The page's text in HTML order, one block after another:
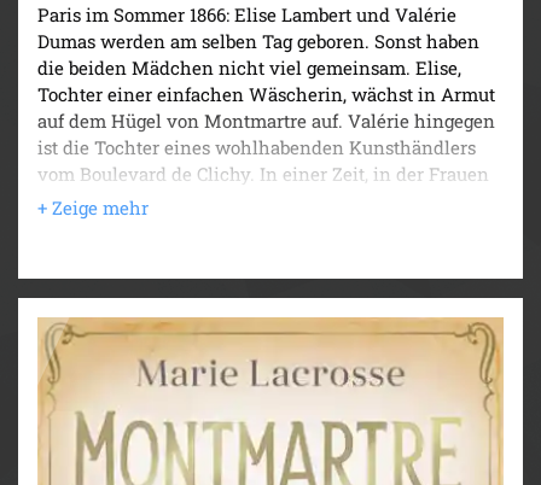
Paris im Sommer 1866: Elise Lambert und Valérie
Dumas werden am selben Tag geboren. Sonst haben
die beiden Mädchen nicht viel gemeinsam. Elise,
Tochter einer einfachen Wäscherin, wächst in Armut
auf dem Hügel von Montmartre auf. Valérie hingegen
ist die Tochter eines wohlhabenden Kunsthändlers
vom Boulevard de Clichy. In einer Zeit, in der Frauen
kaum Möglichkeiten haben, hegen die beiden große
Träume. Valérie ist eine begnadete Malerin, die es an
Toulouse-Lautrec und van Gogh studieren. Elise
dagegen möchte als Tänzerin in den schillernden
Varietés von Montmartre berühmt werden.
Schicksalsschläge und die Liebe stellen beide vor
ungeahnte Herausforderungen, doch die jungen
Frauen kämpfen für ihr Glück …